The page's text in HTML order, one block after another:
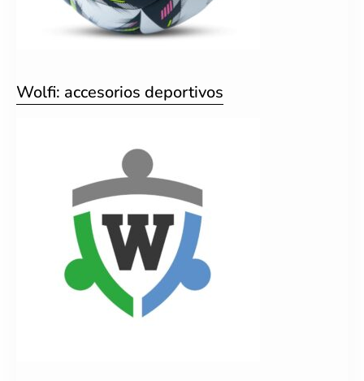
Wolfi: accesorios deportivos